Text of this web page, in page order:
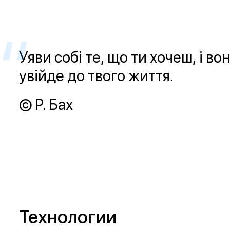
Уяви собі те, що ти хочеш, і
увійде до твого життя.
© Р. Бах
Технологии